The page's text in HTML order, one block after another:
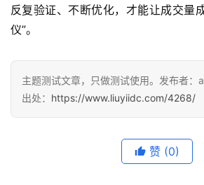
反复验证、不断优化，才能让成交量
仪”。
主题测试文章，只做测试使用。发布者：
出处： https://www.liuyiidc.com/4268/
赞 (0)